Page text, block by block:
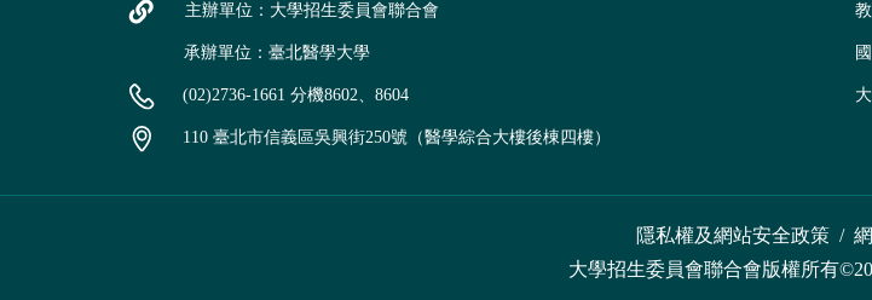
主辦單位：大學招生委員會聯合會
承辦單位：臺北醫學大學
(02)2736-1661 分機8602、8604
110 臺北市信義區吳興街250號（醫學綜合大樓後棟四樓）
隱私權及網站安全政策 /
大學招生委員會聯合會版權所有